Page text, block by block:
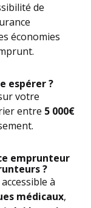
de
économies
espérer ?
votre
entre 5 000€
emprunteur
?
à
médicaux,